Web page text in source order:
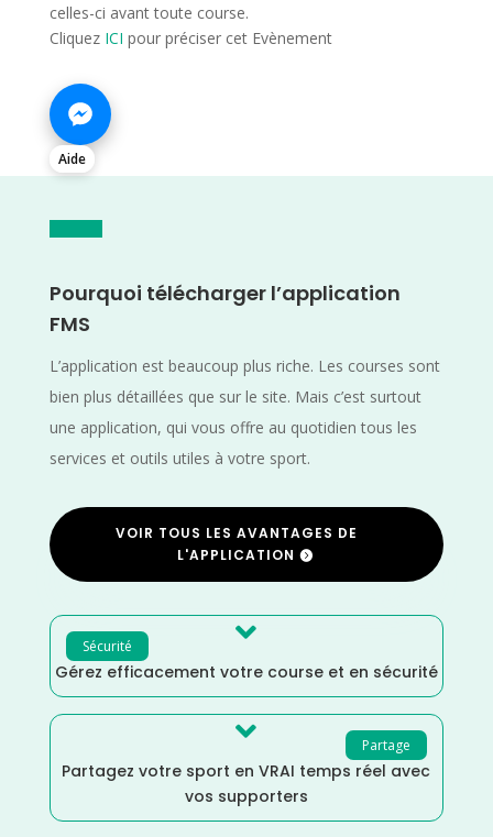
celles-ci avant toute course.
Cliquez ICI pour préciser cet Evènement
Aide
Pourquoi télécharger l’application
FMS
L’application est beaucoup plus riche. Les courses sont
bien plus détaillées que sur le site. Mais c’est surtout
une application, qui vous offre au quotidien tous les
services et outils utiles à votre sport.
VOIR TOUS LES AVANTAGES DE
L'APPLICATION
Sécurité 
Gérez efficacement votre course et en sécurité
Partage

Partagez votre sport en VRAI temps réel avec
vos supporters